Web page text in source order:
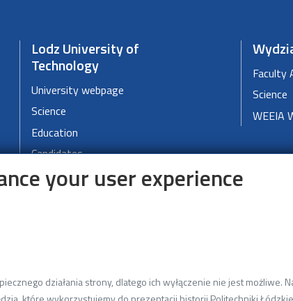
Lodz University of
Technology
University webpage
Science
Education
Candidates
Campus map
Deklaracja dostępności cyfrowej
Faculty
Science
WEEIA
News
your user experience
działania strony, dlatego ich wyłączenie nie jest możliwe.